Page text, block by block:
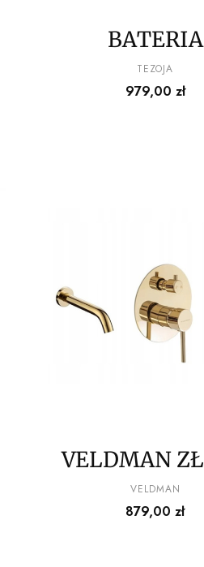
BATERIA
WANNOWA
PRODUCENT
TEZOJA
Cena
979,00 zł
VELDMAN
BATERIA
WANNOWA
PRODUCENT
VELDMAN
Cena
879,00 zł